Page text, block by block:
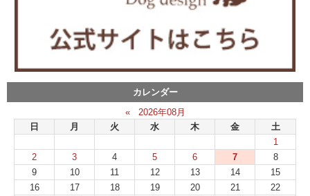
カレンダー
«
2026年08月
日
月 火 水 木 金
土
1
2
3 4 5 6 7
8
9
10 11 12 13 14
15
16
17 18 19 20 21
22